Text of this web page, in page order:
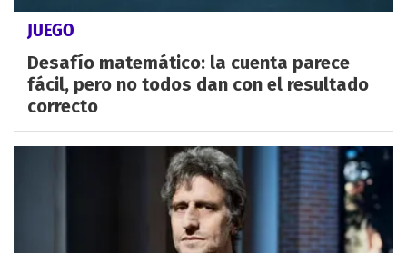
JUEGO
Desafío matemático: la cuenta parece
fácil, pero no todos dan con el resultado
correcto